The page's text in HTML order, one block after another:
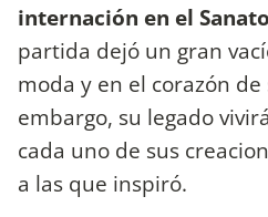
internación en el
partida dejó un gran
moda y en el corazón de
embargo, su legado
cada uno de sus
a las que inspiró.